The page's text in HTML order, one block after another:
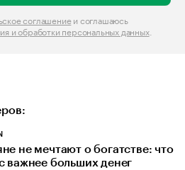
соглашениеи соглашаюсь
и обработки персональных данных.
не мечтают о богатстве: что
важнее больших денег